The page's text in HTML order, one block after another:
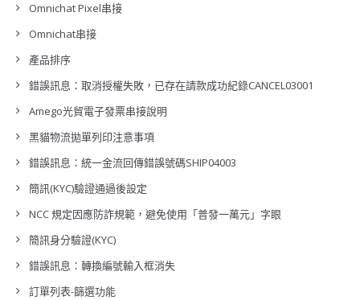
Omnichat Pixel串接
Omnichat串接
產品排序
錯誤訊息：取消授權失敗，已存在請款成功紀錄CANCEL03001
Amego光貿電子發票串接說明
黑貓物流拋單列印注意事項
錯誤訊息：統一金流回傳錯誤號碼SHIP04003
簡訊(KYC)驗證通過後設定
NCC 規定因應防詐規範，避免使用「普發一萬元」字眼
簡訊身分驗證(KYC)
錯誤訊息：轉換編號輸入框消失
訂單列表-篩選功能